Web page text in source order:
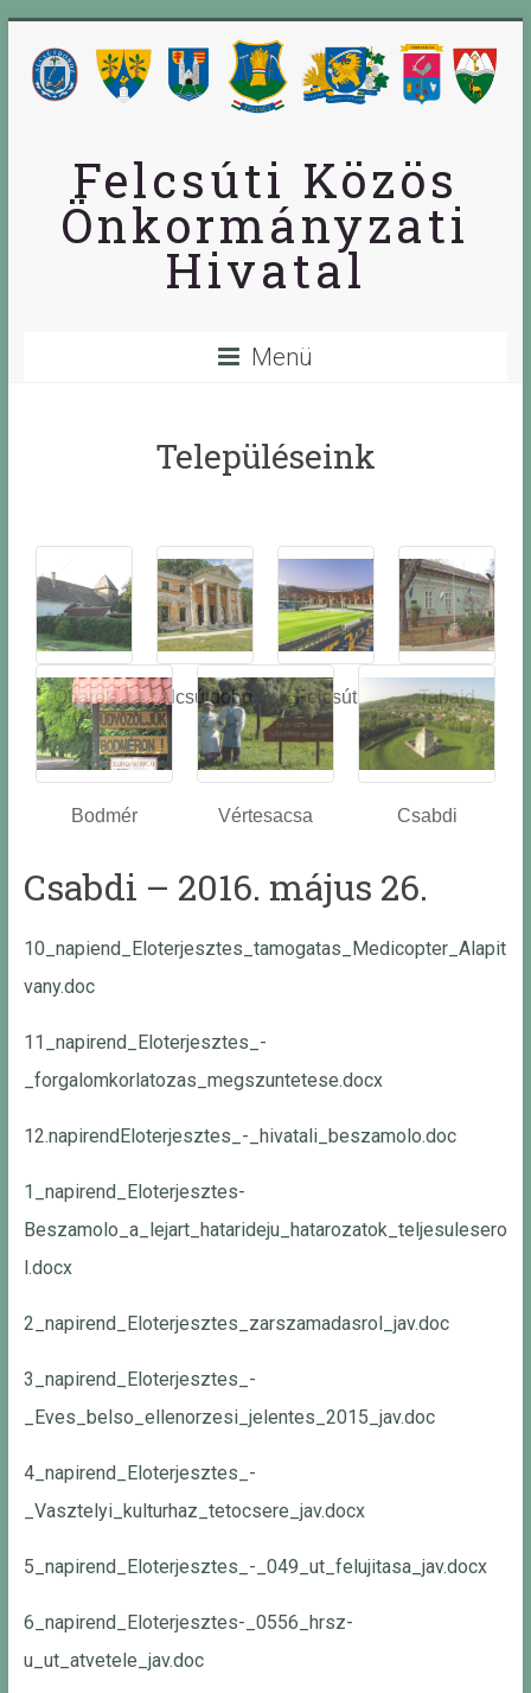
Felcsúti Közös
Önkormányzati
Hivatal
Menü
Településeink
Óbarok
Alcsútdobo
z
Felcsút Tabajd
Bodmér Vértesacsa Csabdi
Csabdi – 2016. május 26.
10_napiend_Eloterjesztes_tamogatas_Medicopter_Alapit
vany.doc
11_napirend_Eloterjesztes_-
_forgalomkorlatozas_megszuntetese.docx
12.napirendEloterjesztes_-_hivatali_beszamolo.doc
1_napirend_Eloterjesztes-
Beszamolo_a_lejart_hatarideju_hatarozatok_teljesulesero
l.docx
2_napirend_Eloterjesztes_zarszamadasrol_jav.doc
3_napirend_Eloterjesztes_-
_Eves_belso_ellenorzesi_jelentes_2015_jav.doc
4_napirend_Eloterjesztes_-
_Vasztelyi_kulturhaz_tetocsere_jav.docx
5_napirend_Eloterjesztes_-_049_ut_felujitasa_jav.docx
6_napirend_Eloterjesztes-_0556_hrsz-
u_ut_atvetele_jav.doc